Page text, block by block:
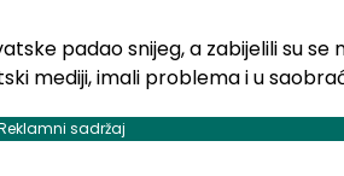
padao snijeg, a zabijelili su se
mediji, imali problema i u
sadržaj